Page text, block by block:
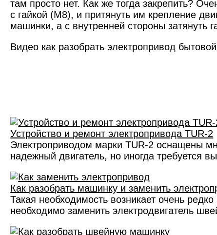
там просто нет. Как же тогда закрепить?
с гайкой (М8), и притянуть им крепление
машинки, а с внутренней стороны затянуть
Видео как разобрать электропривод
Устройство и ремонт электропривода TUR-2
Электроприводом марки TUR-2 оснащены
надежный двигатель, но иногда требуется
Как разобрать машинку и заменить
Такая необходимость возникает очень редко
необходимо заменить электродвигатель